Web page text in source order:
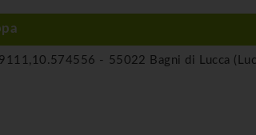
- 55022 Bagni di Lucca